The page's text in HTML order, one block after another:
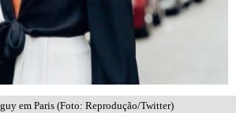
em Paris (Foto: Reprodução/Twitter)